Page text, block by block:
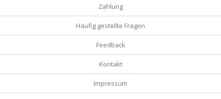
Zahlung
Häufig gestellte Fragen
Feedback
Kontakt
Impressum